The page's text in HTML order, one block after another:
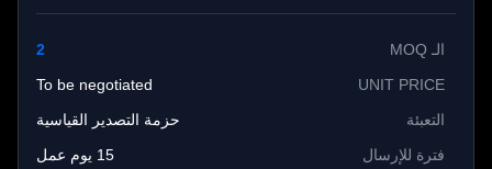
UNIT PRICE
To be negotiated
التعبئة
حزمة التصدير القياسية
فترة للإرسال